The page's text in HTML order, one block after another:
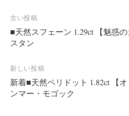
投
稿
ナ
ビ
ゲ
ー
古い投稿
■天然スフェーン 1.29ct 【魅惑
スタン
新しい投稿
新着■天然ペリドット 1.82ct 【
ンマー・モゴック